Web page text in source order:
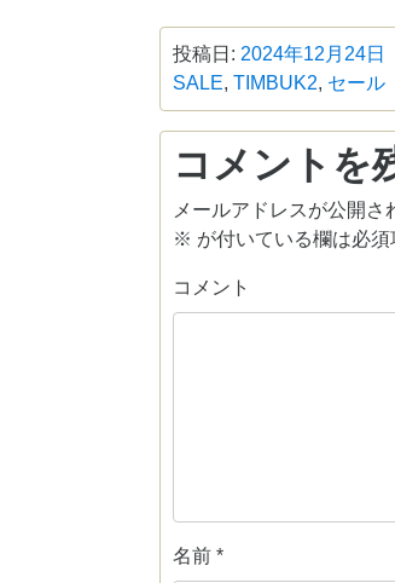
投稿日: 2024年12月24日
SALE, TIMBUK2, セール
コメントを
メールアドレスが公開さ
※ が付いている欄は必須
コメント
名前 *